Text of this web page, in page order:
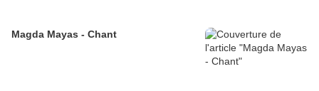
Magda Mayas - Chant